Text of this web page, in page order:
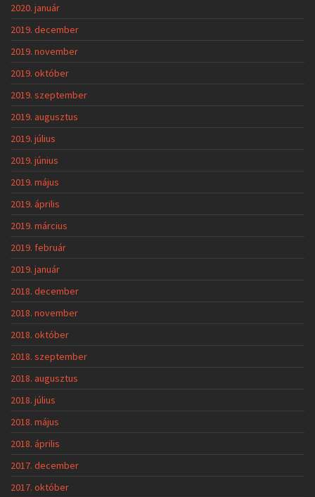
2020. január
2019. december
2019. november
2019. október
2019. szeptember
2019. augusztus
2019. július
2019. június
2019. május
2019. április
2019. március
2019. február
2019. január
2018. december
2018. november
2018. október
2018. szeptember
2018. augusztus
2018. július
2018. május
2018. április
2017. december
2017. október